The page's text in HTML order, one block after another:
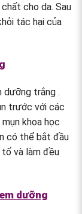
cho da. Sau
tác hại của
dưỡng trắng .
trước với các
khoa học
có thể bắt đầu
và làm đều
dưỡng